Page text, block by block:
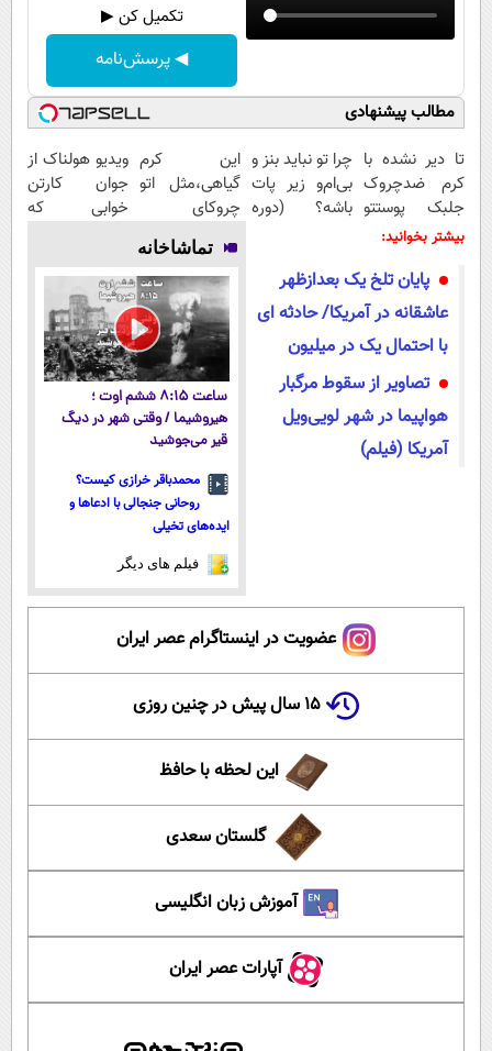
تکمیل کن ▶
◀ پرسش‌نامه
مطالب پیشنهادی
تا دیر نشده با
کرم ضدچروک
جلبک پوستتو
صاف و آینه ای
چرا تو نباید بنز و
بی‌ام‌و زیر پات
باشه؟ (دوره
این کرم
گیاهی،مثل اتو
چروکای
پوستتوصاف
میکنه!50%تخفیف
ویدیو هولناک از
جوان کارتن
خوابی که
بیشتر بخوانید:
پایان تلخ یک بعدازظهر
عاشقانه در آمریکا/ حادثه ای
با احتمال یک در میلیون
تصاویر از سقوط مرگبار
هواپیما در شهر لویی‌ویل
آمریکا (فیلم)
تماشاخانه
ساعت ۸:۱۵ ششم اوت ؛
هیروشیما / وقتی شهر در دیگ
قیر می‌جوشید
محمدباقر خرازی کیست؟
روحانی جنجالی با ادعاها و
ایده‌های تخیلی
فیلم های دیگر
عضویت در اینستاگرام عصر ایران
۱۵ سال پیش در چنین روزی
این لحظه با حافظ
گلستان سعدی
آموزش زبان انگلیسی
آپارات عصر ایران